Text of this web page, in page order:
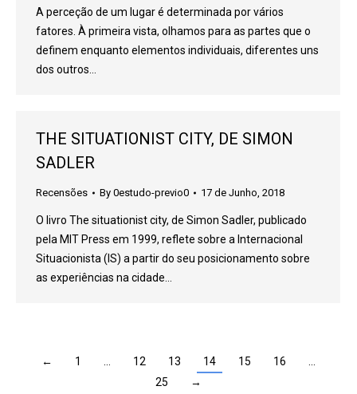
A perceção de um lugar é determinada por vários
fatores. À primeira vista, olhamos para as partes que o
definem enquanto elementos individuais, diferentes uns
dos outros…
THE SITUATIONIST CITY, DE SIMON
SADLER
Recensões By 0estudo-previo0 17 de Junho, 2018
O livro The situationist city, de Simon Sadler, publicado
pela MIT Press em 1999, reflete sobre a Internacional
Situacionista (IS) a partir do seu posicionamento sobre
as experiências na cidade…
← 1 12 13 14 15 16
25
→